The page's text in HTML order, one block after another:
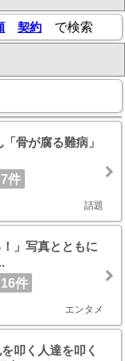
契約 で検索
骨が腐る難病」
7件
話題
」写真とともに
16件
エンタメ
叩く人達を叩く